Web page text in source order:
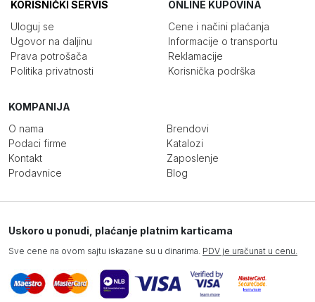
KORISNIČKI SERVIS
Uloguj se
Ugovor na daljinu
Prava potrošača
Politika privatnosti
ONLINE KUPOVINA
Cene i načini plaćanja
Informacije o transportu
Reklamacije
Korisnička podrška
KOMPANIJA
O nama
Podaci firme
Kontakt
Prodavnice
Brendovi
Katalozi
Zaposlenje
Blog
Uskoro u ponudi, plaćanje platnim karticama
Sve cene na ovom sajtu iskazane su u dinarima. PDV je uračunat u cenu.